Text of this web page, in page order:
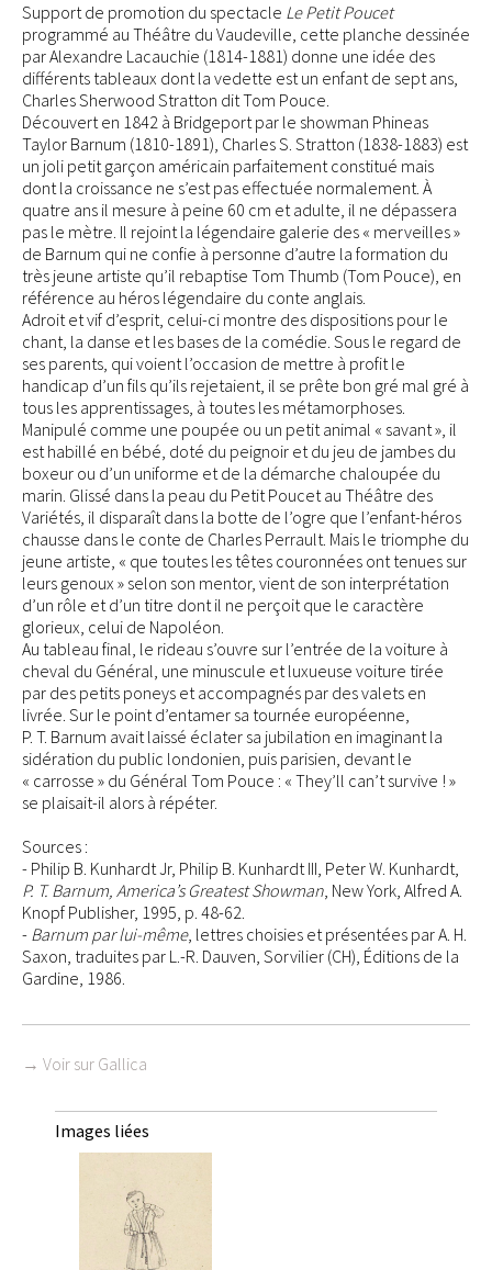
Support de promotion du spectacle Le Petit Poucet
programmé au Théâtre du Vaudeville, cette planche dessinée
par Alexandre Lacauchie (1814-1881) donne une idée des
différents tableaux dont la vedette est un enfant de sept ans,
Charles Sherwood Stratton dit Tom Pouce.
Découvert en 1842 à Bridgeport par le showman Phineas
Taylor Barnum (1810-1891), Charles S. Stratton (1838-1883) est
un joli petit garçon américain parfaitement constitué mais
dont la croissance ne s’est pas effectuée normalement. À
quatre ans il mesure à peine 60 cm et adulte, il ne dépassera
pas le mètre. Il rejoint la légendaire galerie des « merveilles »
de Barnum qui ne confie à personne d’autre la formation du
très jeune artiste qu’il rebaptise Tom Thumb (Tom Pouce), en
référence au héros légendaire du conte anglais.
Adroit et vif d’esprit, celui-ci montre des dispositions pour le
chant, la danse et les bases de la comédie. Sous le regard de
ses parents, qui voient l’occasion de mettre à profit le
handicap d’un fils qu’ils rejetaient, il se prête bon gré mal gré à
tous les apprentissages, à toutes les métamorphoses.
Manipulé comme une poupée ou un petit animal « savant », il
est habillé en bébé, doté du peignoir et du jeu de jambes du
boxeur ou d’un uniforme et de la démarche chaloupée du
marin. Glissé dans la peau du Petit Poucet au Théâtre des
Variétés, il disparaît dans la botte de l’ogre que l’enfant-héros
chausse dans le conte de Charles Perrault. Mais le triomphe du
jeune artiste, « que toutes les têtes couronnées ont tenues sur
leurs genoux » selon son mentor, vient de son interprétation
d’un rôle et d’un titre dont il ne perçoit que le caractère
glorieux, celui de Napoléon.
Au tableau final, le rideau s’ouvre sur l’entrée de la voiture à
cheval du Général, une minuscule et luxueuse voiture tirée
par des petits poneys et accompagnés par des valets en
livrée. Sur le point d’entamer sa tournée européenne,
P. T. Barnum avait laissé éclater sa jubilation en imaginant la
sidération du public londonien, puis parisien, devant le
« carrosse » du Général Tom Pouce : « They’ll can’t survive ! »
se plaisait-il alors à répéter.
Sources :
- Philip B. Kunhardt Jr, Philip B. Kunhardt III, Peter W. Kunhardt,
P. T. Barnum, America’s Greatest Showman, New York, Alfred A.
Knopf Publisher, 1995, p. 48-62.
- Barnum par lui-même, lettres choisies et présentées par A. H.
Saxon, traduites par L.-R. Dauven, Sorvilier (CH), Éditions de la
Gardine, 1986.
→ Voir sur Gallica
Images liées